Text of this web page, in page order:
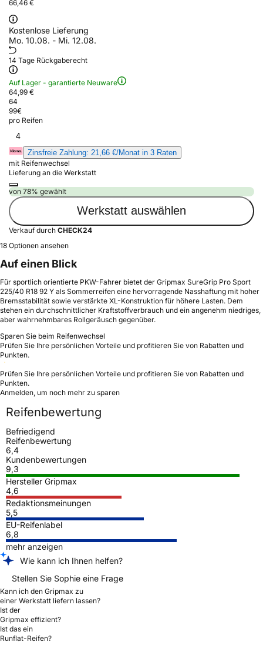
66,46 €
Kostenlose Lieferung
Mo. 10.08. - Mi. 12.08.
14 Tage Rückgaberecht
Auf Lager - garantierte Neuware
64,99 €
64
99€
pro Reifen
4
Zinsfreie Zahlung: 21,66 €/Monat in 3 Raten
mit Reifenwechsel
Lieferung an die Werkstatt
von 78% gewählt
Werkstatt auswählen
Verkauf durch CHECK24
18 Optionen ansehen
Auf einen Blick
Für sportlich orientierte PKW-Fahrer bietet der Gripmax SureGrip Pro Sport
225/40 R18 92 Y als Sommerreifen eine hervorragende Nasshaftung mit hoher
Bremsstabilität sowie verstärkte XL-Konstruktion für höhere Lasten. Dem
stehen ein durchschnittlicher Kraftstoffverbrauch und ein angenehm niedriges,
aber wahrnehmbares Rollgeräusch gegenüber.
Sparen Sie beim Reifenwechsel
Prüfen Sie Ihre persönlichen Vorteile und profitieren Sie von Rabatten und
Punkten.
Prüfen Sie Ihre persönlichen Vorteile und profitieren Sie von Rabatten und
Punkten.
Anmelden, um noch mehr zu sparen
Reifenbewertung
Befriedigend
Reifenbewertung
6,4
Kundenbewertungen
9,3
Hersteller Gripmax
4,6
Redaktionsmeinungen
5,5
EU-Reifenlabel
6,8
mehr anzeigen
Wie kann ich Ihnen helfen?
Stellen Sie Sophie eine Frage
Kann ich den Gripmax zu
einer Werkstatt liefern lassen?
Ist der
Gripmax effizient?
Ist das ein
Runflat-Reifen?